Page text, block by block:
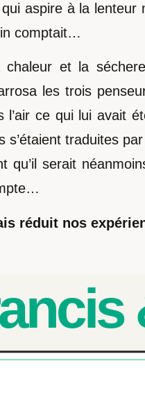
aspire à la lenteur
comptait…
et la
les trois
ce qui lui avait
traduites
serait
réduit nos